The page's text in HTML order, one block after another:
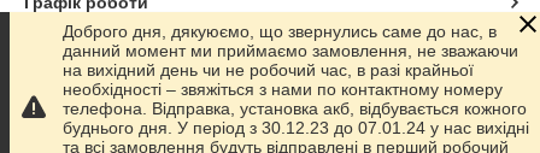
Повна версія сайту
Сайт створено на маркетплейсіProm.ua
Доброго дня, дякуюємо, що звернулись саме до нас, в
данний момент ми приймаємо замовлення, не зважаючи
на вихідний день чи не робочий час, в разі крайньої
необхідності – звяжіться з нами по контактному номеру
телефона. Відправка, установка акб, відбувається кожного
буднього дня. У період з 30.12.23 до 07.01.24 у нас вихідні
та всі замовлення будуть відправлені в перший робочий